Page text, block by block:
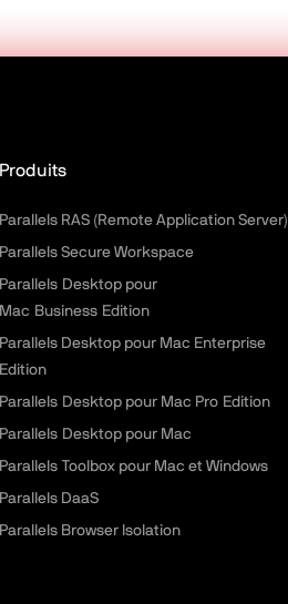
Produits
Parallels RAS (Remote Application Server)
Parallels Secure Workspace
Parallels Desktop pour
Mac Business Edition
Parallels Desktop pour Mac Enterprise
Edition
Parallels Desktop pour Mac Pro Edition
Parallels Desktop pour Mac
Parallels Toolbox pour Mac et Windows
Parallels DaaS
Parallels Browser Isolation